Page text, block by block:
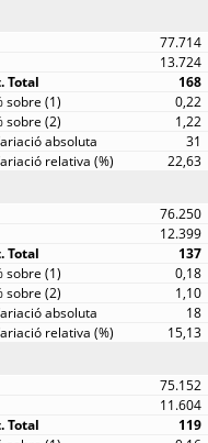
77.714
13.724
168
0,22
1,22
31
22,63
76.250
12.399
137
0,18
1,10
18
15,13
75.152
11.604
119